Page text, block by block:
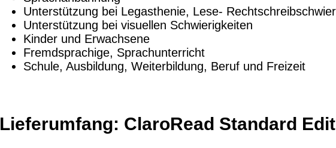
Unterstützung bei Legasthenie, Lese-
Unterstützung bei visuellen Schwierigkeiten
Kinder und Erwachsene
Fremdsprachige, Sprachunterricht
Schule, Ausbildung, Weiterbildung, Beruf und Freizeit
Lieferumfang: ClaroRead Standard